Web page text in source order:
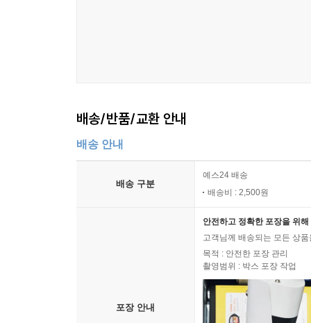
배송/반품/교환 안내
배송 안내
배송 구분
예스24 배송
배송비 : 2,500원
포장 안내
안전하고 정확한 포장을 위
고객님께 배송되는 모든 상
목적 : 안전한 포장 관리
촬영범위 : 박스 포장 작업